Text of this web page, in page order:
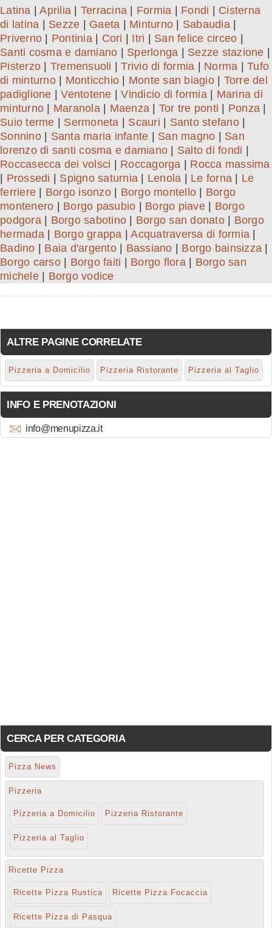
Latina |Aprilia Terracina Formia Fondi
Cisterna
di latina
Sezze Gaeta Minturno Sabaudia|
Priverno
Pontinia| Cori Itri San felice circeo
Santi cosma e damiano
Sperlonga Sezze stazione
Pisterzo
Tremensuoli |Trivio di formia Norma
Tufo
di minturno| Monticchio Monte san biagio| Torre del
padiglione |Ventotene |Vindicio di formia| Marina di
minturno
Maranola| Maenza Tor tre ponti Ponza
Suio terme
Sermoneta Scauri Santo stefano|
Sonnino| Santa maria infante San magno
San
lorenzo di santi cosma e damiano
Salto di fondi
Roccasecca dei volsci
Roccagorga
Rocca massima
Prossedi Spigno saturnia Lenola Le forna
Le
ferriere
Borgo isonzo| Borgo montello
Borgo
montenero
Borgo pasubio Borgo piave| Borgo
podgora| Borgo sabotino Borgo san donato| Borgo
hermada| Borgo grappa |Acquatraversa di formia
Badino
Baia d'argento| Bassiano Borgo bainsizza
Borgo carso| Borgo faiti Borgo flora| Borgo san
michele| Borgo vodice
ALTRE PAGINE CORRELATE
Pizzeria a Domicilio Pizzeria Ristorante Pizzeria al Taglio
INFO E PRENOTAZIONI
info@menupizza.it
CERCA PER CATEGORIA
Pizza News
Pizzeria
Pizzeria a Domicilio Pizzeria Ristorante
Pizzeria al Taglio
Ricette Pizza
Ricette Pizza Rustica Ricette Pizza Focaccia
Ricette Pizza di Pasqua